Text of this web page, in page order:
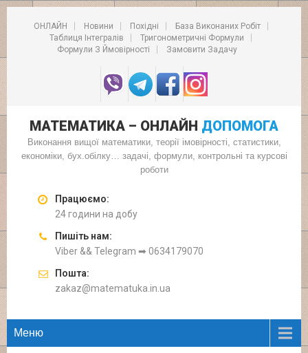
ОНЛАЙН Новини Похідні
База Виконаних Робіт
Таблиця Інтегралів
Тригонометричні Формули
Формули З Ймовірності
Замовити Задачу
МАТЕМАТИКА – ОНЛАЙН ДОПОМОГА
Виконання вищої математики, теорії імовірності, статистики,
економіки, бух.обілку… задачі, формули, контрольні та курсові
роботи
Працюємо:
24 години на добу
Пишіть нам:
Viber && Telegram ➡ 0634179070
Пошта:
zakaz@matematuka.in.ua
Меню